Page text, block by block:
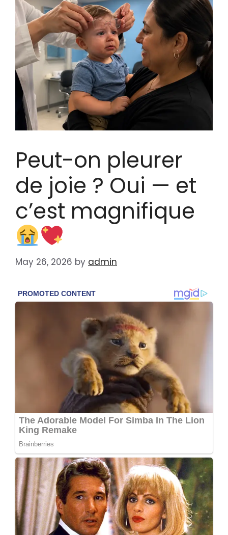
Peut-on pleurer
de joie ? Oui — et
c’est magnifique
May 26, 2026 by admin